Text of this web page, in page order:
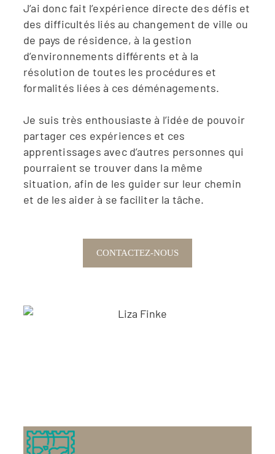
J’ai donc fait l’expérience directe des défis et
des difficultés liés au changement de ville ou
de pays de résidence, à la gestion
d’environnements différents et à la
résolution de toutes les procédures et
formalités liées à ces déménagements.
Je suis très enthousiaste à l’idée de pouvoir
partager ces expériences et ces
apprentissages avec d’autres personnes qui
pourraient se trouver dans la même
situation, afin de les guider sur leur chemin
et de les aider à se faciliter la tâche.
CONTACTEZ-NOUS